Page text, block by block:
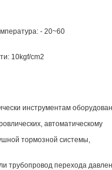
- 20~60
10kgf/cm2
инструментам
автоматическому
тормозной системы,
трубопровод перехода